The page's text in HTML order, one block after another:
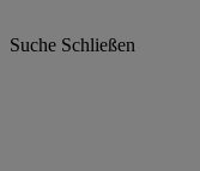
Suche Schließen